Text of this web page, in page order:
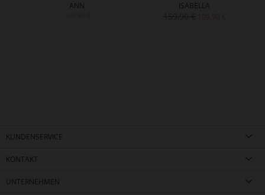
ANN
ISABELLA
KUNDENSERVICE
KONTAKT
UNTERNEHMEN